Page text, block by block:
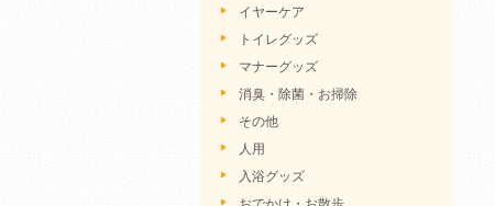
イヤーケア
トイレグッズ
マナーグッズ
消臭・除菌・お掃除
その他
人用
入浴グッズ